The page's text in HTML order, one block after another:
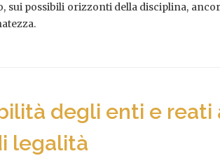
sui possibili orizzonti della disciplina,
degli enti e
legalità